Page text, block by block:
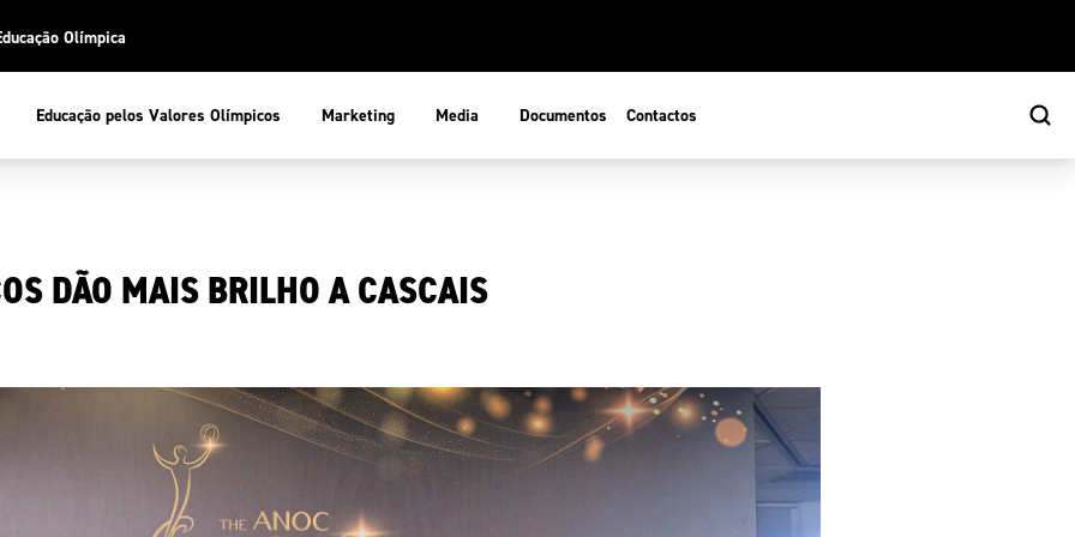
Olímpica
Educação pelos Valores Olímpicos Marketing Media Documentos Contactos
COP
Atletas
de Portugal
DÃO MAIS BRILHO A CASCAIS